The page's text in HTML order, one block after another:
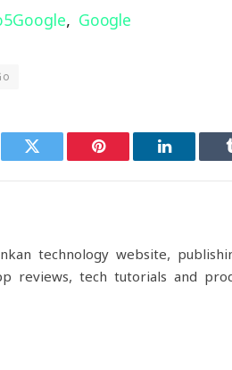
, Google
Twitter Pinterest LinkedIn
technology website,
reviews, tech tutorials and